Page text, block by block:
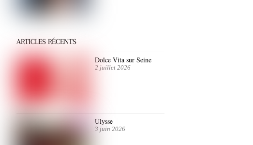
ARTICLES RÉCENTS
Dolce Vita sur Seine
2 juillet 2026
Ulysse
3 juin 2026